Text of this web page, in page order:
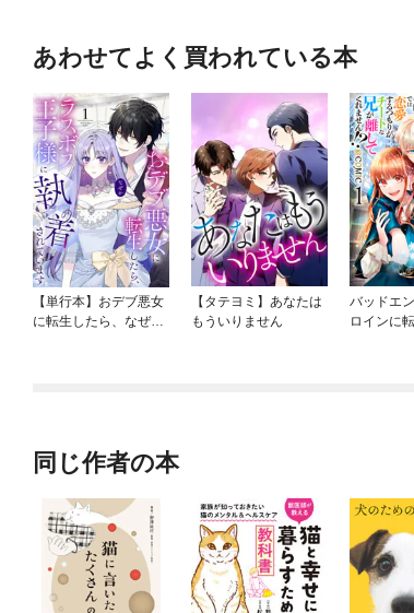
あわせてよく買われている本
【単行本】おデブ悪女
に転生したら、なぜか
【タテヨミ】あなたは
もういりません
バッドエ
ロインに
同じ作者の本